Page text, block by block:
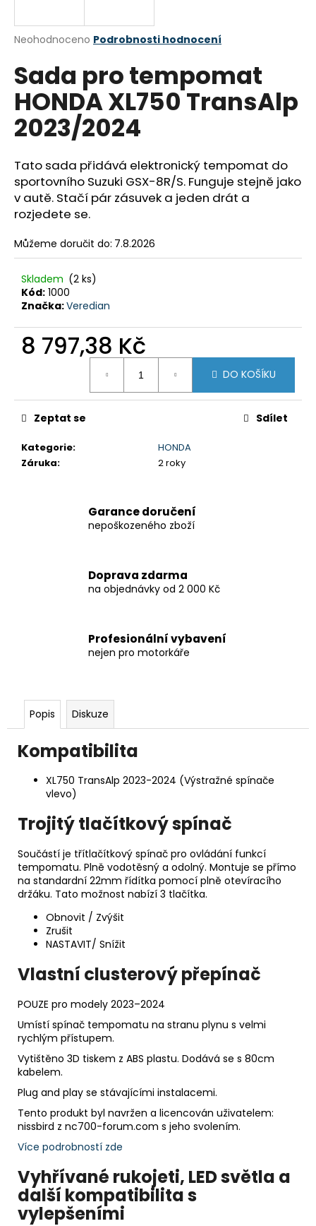
Průměrné
produktu
je
0,0
5
hvězdiček.
Neohodnoceno Podrobnosti hodnocení
Sada pro tempomat
HONDA XL750 TransAlp
2023/2024
Tato sada přidává elektronický tempomat do
sportovního Suzuki GSX-8R/S. Funguje stejně jako
v autě. Stačí pár zásuvek a jeden drát a
rozjedete se.
Můžeme doručit do: 7.8.2026
Skladem (2 ks)
Kód: 1000
Značka:Veredian
8 797,38 Kč
DO KOŠÍKU
Kategorie:
HONDA
Záruka: 2 roky
Zeptat se Sdílet
Garance doručení
nepoškozeného zboží
Doprava zdarma
na objednávky od 2 000 Kč
Profesionální vybavení
nejen pro motorkáře
Popis Diskuze
Kompatibilita
XL750 TransAlp 2023-2024 (Výstražné spínače
vlevo)
Trojitý tlačítkový spínač
Součástí je třítlačítkový spínač pro ovládání funkcí
tempomatu. Plně vodotěsný a odolný. Montuje se přímo
na standardní 22mm řídítka pomocí plně otevíracího
držáku. Tato možnost nabízí 3 tlačítka.
Obnovit / Zvýšit
Zrušit
NASTAVIT/ Snížit
Vlastní clusterový přepínač
POUZE pro modely 2023–2024
Umístí spínač tempomatu na stranu plynu s velmi
rychlým přístupem.
Vytištěno 3D tiskem z ABS plastu. Dodává se s 80cm
kabelem.
Plug and play se stávajícími instalacemi.
Tento produkt byl navržen a licencován uživatelem:
nissbird z nc700-forum.com s jeho svolením.
Více podrobností zde
Vyhřívané rukojeti, LED světla a
další kompatibilita s
vylepšeními
j
t
?
HLEDAT
o
p
o
u
u
e
8R
199